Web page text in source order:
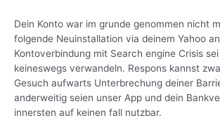
Dein Konto war im grunde genommen nicht
folgende Neuinstallation via deinem Yahoo
Kontoverbindung mit Search engine Crisis
keineswegs verwandeln. Respons kannst
Gesuch aufwarts Unterbrechung deiner
anderweitig seien unser App und dein
innersten auf keinen fall nutzbar.